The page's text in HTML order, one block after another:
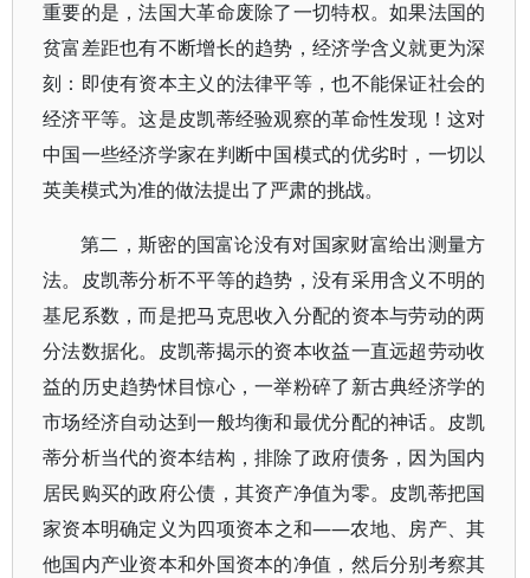
重要的是，法国大革命废除了一切特权。如果法国的
贫富差距也有不断增长的趋势，经济学含义就更为深
刻：即使有资本主义的法律平等，也不能保证社会的
经济平等。这是皮凯蒂经验观察的革命性发现！这对
中国一些经济学家在判断中国模式的优劣时，一切以
英美模式为准的做法提出了严肃的挑战。
第二，斯密的国富论没有对国家财富给出测量方
法。皮凯蒂分析不平等的趋势，没有采用含义不明的
基尼系数，而是把马克思收入分配的资本与劳动的两
分法数据化。皮凯蒂揭示的资本收益一直远超劳动收
益的历史趋势怵目惊心，一举粉碎了新古典经济学的
市场经济自动达到一般均衡和最优分配的神话。皮凯
蒂分析当代的资本结构，排除了政府债务，因为国内
居民购买的政府公债，其资产净值为零。皮凯蒂把国
家资本明确定义为四项资本之和——农地、房产、其
他国内产业资本和外国资本的净值，然后分别考察其